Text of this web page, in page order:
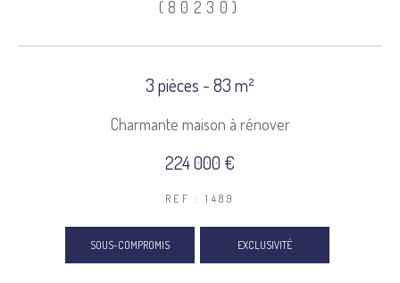
(80230)
3 pièces - 83 m²
Charmante maison à rénover
224 000 €
REF : 1489
SOUS-COMPROMIS EXCLUSIVITÉ